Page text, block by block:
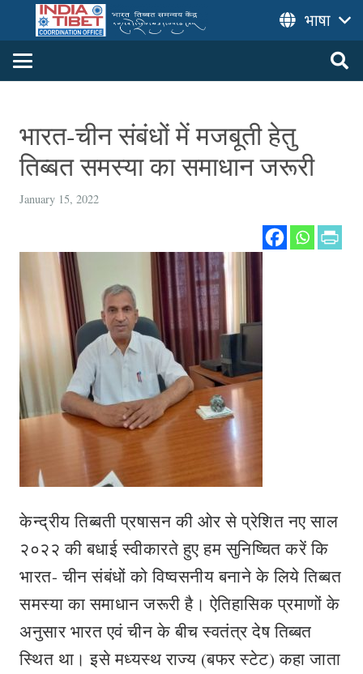
भाषा
भारत-चीन संबंधों में मजबूती हेतु
तिब्बत समस्या का समाधान जरूरी
January 15, 2022
केन्द्रीय तिब्बती प्रषासन की ओर से प्रेशित नए साल
२०२२ की बधाई स्वीकारते हुए हम सुनिष्चित करें कि
भारत- चीन संबंधों को विष्वसनीय बनाने के लिये तिब्बत
समस्या का समाधान जरूरी है। ऐतिहासिक प्रमाणों के
अनुसार भारत एवं चीन के बीच स्वतंत्र देष तिब्बत
स्थित था। इसे मध्यस्थ राज्य (बफर स्टेट) कहा जाता